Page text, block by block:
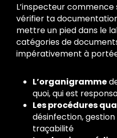
L’inspecteur
vérifier ta
mettre un pied dans le
catégories de
impérativement à
L’organigramme
quoi, qui est
Les procédures
désinfection,
traçabilité